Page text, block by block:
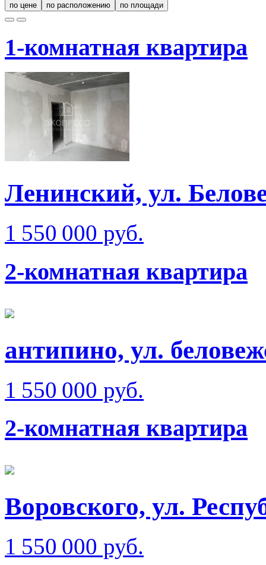
по цене по расположению по площади
1-комнатная квартира
Ленинский, ул.
1 550 000 руб.
2-комнатная квартира
антипино, ул.
1 550 000 руб.
2-комнатная квартира
Воровского, ул.
1 550 000 руб.